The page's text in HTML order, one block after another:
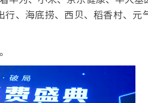
、海底捞、西贝、稻香村、元